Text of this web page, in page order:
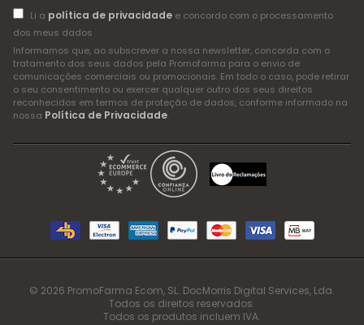
Li a política de privacidadee concordo com o processamento
dos meus dados
Informamos que, ao subscrever a nossa newsletter, concorda com o
tratamento dos seus dados pela Promofarma para o envio de
comunicações comerciais ou promocionais. Em todo o caso, pode retirar
o seu consentimento ou exercer qualquer outro dos seus direitos
reconhecidos em termos de proteção de dados, conforme informado na
nossa Política de Privacidade.
© 2026 PromoFarma Ecom, SL. DocMorris Digital Services, Lda.
Todos os direitos reservados.
Todos os produtos incluem IVA.